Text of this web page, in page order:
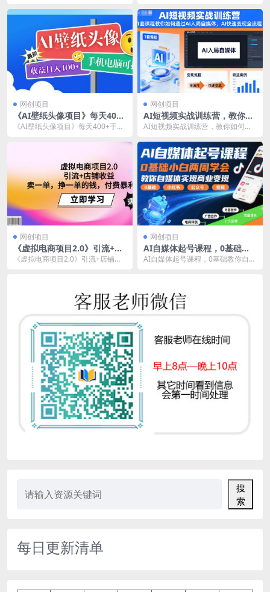
翻倍 《人人可操作知...
密码:情景...
网创项目
《AI壁纸头像项目》每天400
+手机电脑可操作【已实战赚
《AI壁纸头像项目》每天400+手机
网创项目
AI短视频实战训练营，教你如
何通过AI入局自媒体，AI快速
AI短视频实战训练营，教你如何通
程 课程内容目...
网创项目
《虚拟电商项目2.0》引流+店
铺收益，付费暴利起店【已实
《虚拟电商项目2.0》引流+店铺收
网创项目
AI自媒体起号课程，0基础教
你自媒体实现商业变现
AI自媒体起号课程，0基础教你自媒
搜
索
每日更新清单